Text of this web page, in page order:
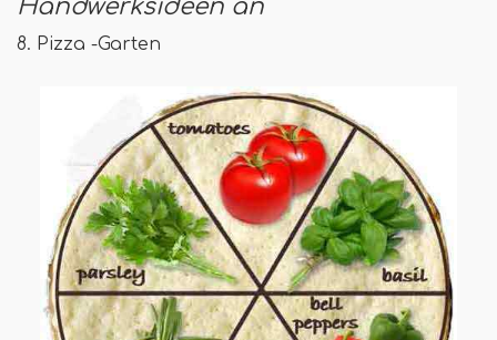
Handwerksideen an
8. Pizza -Garten